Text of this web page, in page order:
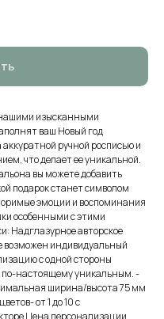
нашими изысканными
ваш Новый год
ручной росписью и
что делает ее уникальной.
вы можете добавить
подарок станет символом
эмоции и воспоминания
особенными с этими
Надглазурное авторское
возможен индивидуальный
с одной стороны
по-настоящему уникальным. -
ширина/высота 75 мм
от 1 до 10 с